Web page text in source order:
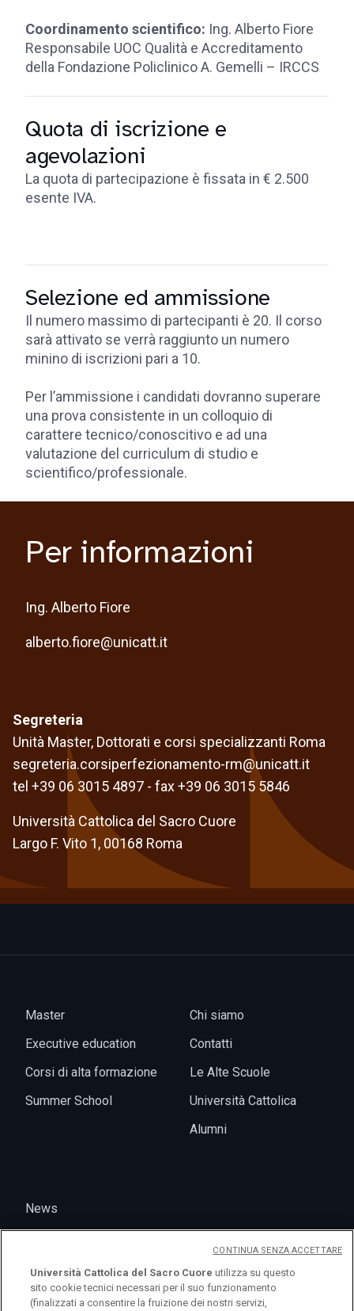
Coordinamento scientifico: Ing. Alberto Fiore
Responsabile UOC Qualità e Accreditamento
della Fondazione Policlinico A. Gemelli – IRCCS
Quota di iscrizione e
agevolazioni
La quota di partecipazione è fissata in € 2.500
esente IVA.
Selezione ed ammissione
Il numero massimo di partecipanti è 20. Il corso
sarà attivato se verrà raggiunto un numero
minino di iscrizioni pari a 10.
Per l’ammissione i candidati dovranno superare
una prova consistente in un colloquio di
carattere tecnico/conoscitivo e ad una
valutazione del curriculum di studio e
scientifico/professionale.
Per informazioni
Ing. Alberto Fiore
alberto.fiore@unicatt.it
Segreteria
Unità Master, Dottorati e corsi specializzanti Roma
segreteria.corsiperfezionamento-rm@unicatt.it
tel +39 06 3015 4897 - fax +39 06 3015 5846
Università Cattolica del Sacro Cuore
Largo F. Vito 1, 00168 Roma
Master
Executive education
Corsi di alta formazione
Summer School
Chi siamo
Contatti
Le Alte Scuole
Università Cattolica
Alumni
News
Università Cattolica del Sacro Cuore utilizza su questo
sito cookie tecnici necessari per il suo funzionamento
(finalizzati a consentire la fruizione dei nostri servizi,
CONTINUA SENZA ACCETTARE